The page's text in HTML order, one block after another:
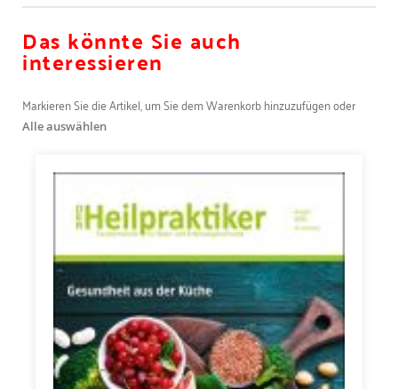
Das könnte Sie auch
interessieren
Markieren Sie die Artikel, um Sie dem Warenkorb hinzuzufügen oder
Alle auswählen